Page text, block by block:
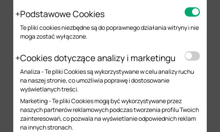
not feasible, manually set the switch or device port
communication.
Risks of Using an Insufficient Cable Grade
Packet loss– Causes video stuttering, command
delays, or data loss.
Link flapping– Ports repeatedly disconnect and
reconnect, which may lead to device reboots.
Insufficient power– PoE devices may fail to power
Podstawowe Cookies
Te pliki cookies niezbędne są do poprawnego działania witryny i nie
moga zostać wyłączone.
Cookies dotyczące analizy i marketingu
Analiza - Te pliki Cookies są wykorzystywane w celu analizy ruchu
na naszej stronie, co umożliwia poprawę i dostosowanie
wyświetlanych treści.
Marketing - Te pliki Cookies mogą być wykorzystywane przez
naszych partnerów reklamowych podczas tworzenia profilu Twoich
zainteresowań, co pozwala na wyświetlanie odpowiednich reklam
na innych stronach.